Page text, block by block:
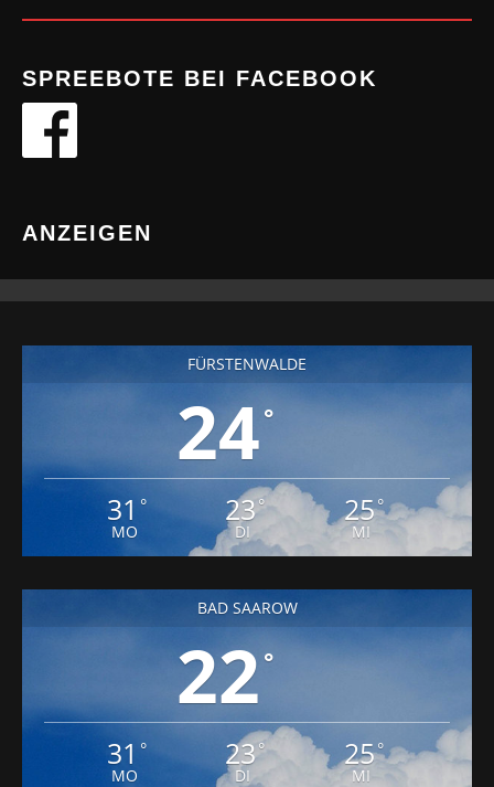
SPREEBOTE BEI FACEBOOK
ANZEIGEN
FÜRSTENWALDE
24°
31 °
MO
23°
DI
25°
MI
BAD SAAROW
22 °
31 °
MO
23°
DI
25°
MI